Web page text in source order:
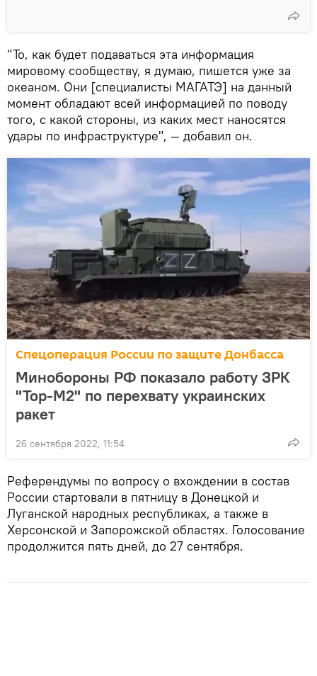
"То, как будет подаваться эта информация
мировому сообществу, я думаю, пишется уже за
океаном. Они [специалисты МАГАТЭ] на данный
момент обладают всей информацией по поводу
того, с какой стороны, из каких мест наносятся
удары по инфраструктуре", — добавил он.
Спецоперация России по защите Донбасса
Минобороны РФ показало работу ЗРК
"Тор-М2" по перехвату украинских
ракет
26 сентября 2022, 11:54
Референдумы по вопросу о вхождении в состав
России стартовали в пятницу в Донецкой и
Луганской народных республиках, а также в
Херсонской и Запорожской областях. Голосование
продолжится пять дней, до 27 сентября.